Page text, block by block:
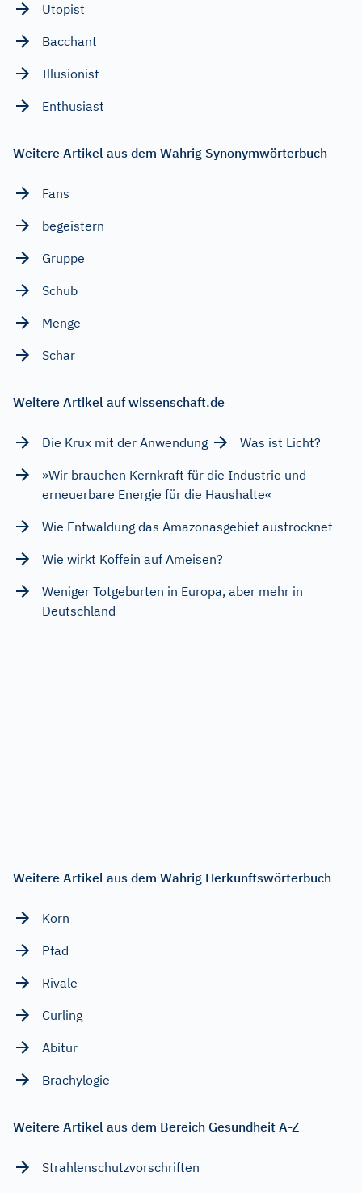
Utopist
Bacchant
Illusionist
Enthusiast
Weitere Artikel aus dem Wahrig Synonymwörterbuch
Fans
begeistern
Gruppe
Schub
Menge
Schar
Weitere Artikel auf wissenschaft.de
Die Krux mit der Anwendung
Was ist Licht?
»Wir brauchen Kernkraft für die Industrie und
erneuerbare Energie für die Haushalte«
Wie Entwaldung das Amazonasgebiet austrocknet
Wie wirkt Koffein auf Ameisen?
Weniger Totgeburten in Europa, aber mehr in
Deutschland
Weitere Artikel aus dem Wahrig Herkunftswörterbuch
Korn
Pfad
Rivale
Curling
Abitur
Brachylogie
Weitere Artikel aus dem Bereich Gesundheit A-Z
Strahlenschutzvorschriften